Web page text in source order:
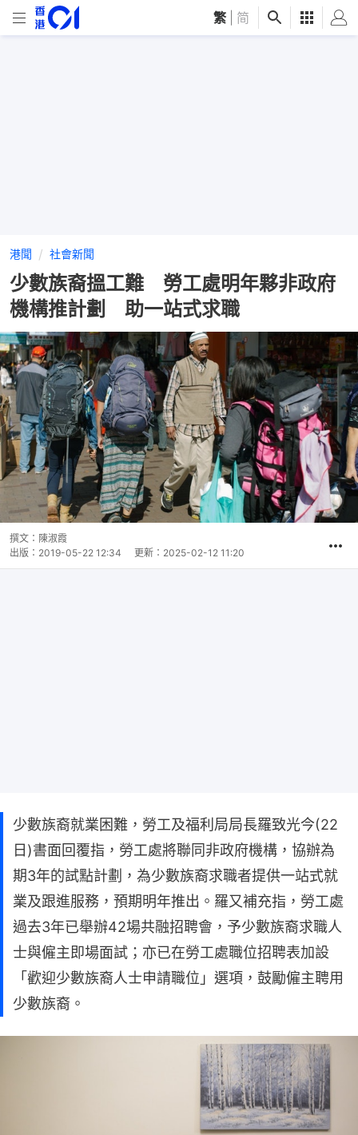
繁 简
港聞 社會新聞
少數族裔搵工難 勞工處明年夥非政府
機構推計劃 助一站式求職
撰文： 陳淑霞
出版： 2019-05-22 12:34 更新： 2025-02-12 11:20
少數族裔就業困難，勞工及福利局局長羅致光今(22
日)書面回覆指，勞工處將聯同非政府機構，協辦為
期3年的試點計劃，為少數族裔求職者提供一站式就
業及跟進服務，預期明年推出。羅又補充指，勞工處
過去3年已舉辦42場共融招聘會，予少數族裔求職人
士與僱主即場面試；亦已在勞工處職位招聘表加設
「歡迎少數族裔人士申請職位」選項，鼓勵僱主聘用
少數族裔。